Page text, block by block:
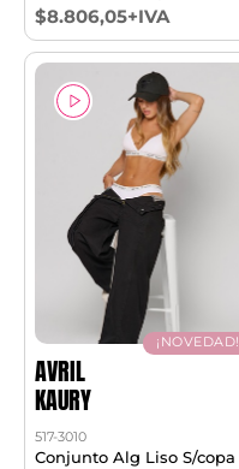
Soft Con Push Up Y Cola
Less. T85/100
$8.806,05+IVA
¡NOVEDAD!
AVRIL
KAURY
517-3010
Conjunto Alg Liso S/copa